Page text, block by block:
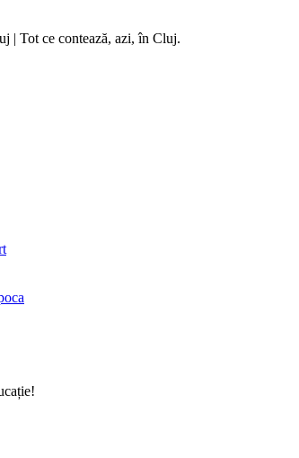
| Tot ce contează, azi, în Cluj.